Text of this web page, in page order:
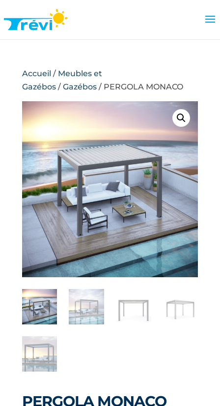
Accueil / Meubles et
Gazébos/ Gazébos/ PERGOLA MONACO
PERGOLA MONACO